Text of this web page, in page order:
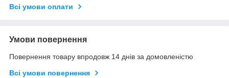
Всі умови оплати
Умови повернення
Повернення товару впродовж 14 днів за домовленістю
Всі умови повернення